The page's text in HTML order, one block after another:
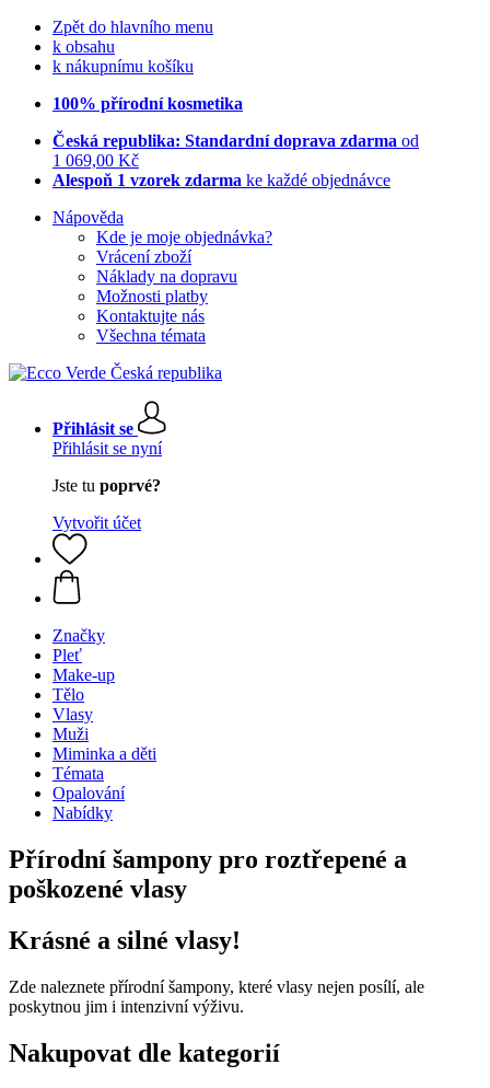
Zpět do hlavního menu
k obsahu
k nákupnímu košíku
100% přírodní kosmetika
Česká republika: Standardní doprava zdarma od
1 069,00 Kč
Alespoň 1 vzorek zdarma ke každé objednávce
Nápověda
Kde je moje objednávka?
Vrácení zboží
Náklady na dopravu
Možnosti platby
Kontaktujte nás
Všechna témata
Přihlásit se
Přihlásit se nyní
Jste tu poprvé?
Vytvořit účet
Značky
Pleť
Make-up
Tělo
Vlasy
Muži
Miminka a děti
Témata
Opalování
Nabídky
Přírodní šampony pro roztřepené a
poškozené vlasy
Krásné a silné vlasy!
Zde naleznete přírodní šampony, které vlasy nejen posílí, ale
poskytnou jim i intenzivní výživu.
Nakupovat dle kategorií